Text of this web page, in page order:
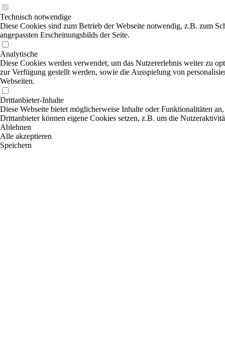
Technisch notwendige
Diese Cookies sind zum Betrieb der Webseite notwendig, z.B. zum
angepassten Erscheinungsbilds der Seite.
Analytische
Diese Cookies werden verwendet, um das Nutzererlebnis weiter zu
zur Verfügung gestellt werden, sowie die Ausspielung von
Webseiten.
Drittanbieter-Inhalte
Diese Webseite bietet möglicherweise Inhalte oder Funktionalitäten
Drittanbieter können eigene Cookies setzen, z.B. um die
Ablehnen
Alle akzeptieren
Speichern